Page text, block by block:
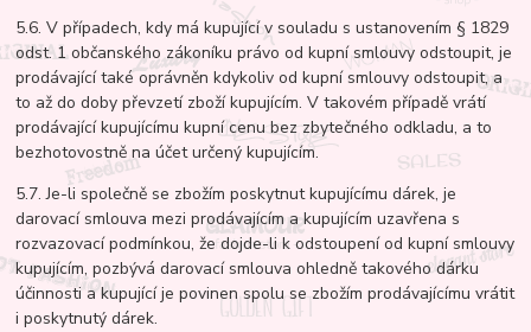
5.6. V případech, kdy má kupující v souladu s ustanovením § 1829
odst. 1 občanského zákoníku právo od kupní smlouvy odstoupit, je
prodávající také oprávněn kdykoliv od kupní smlouvy odstoupit, a
to až do doby převzetí zboží kupujícím. V takovém případě vrátí
prodávající kupujícímu kupní cenu bez zbytečného odkladu, a to
bezhotovostně na účet určený kupujícím.
5.7. Je-li společně se zbožím poskytnut kupujícímu dárek, je
darovací smlouva mezi prodávajícím a kupujícím uzavřena s
rozvazovací podmínkou, že dojde-li k odstoupení od kupní smlouvy
kupujícím, pozbývá darovací smlouva ohledně takového dárku
účinnosti a kupující je povinen spolu se zbožím prodávajícímu vrátit
i poskytnutý dárek.